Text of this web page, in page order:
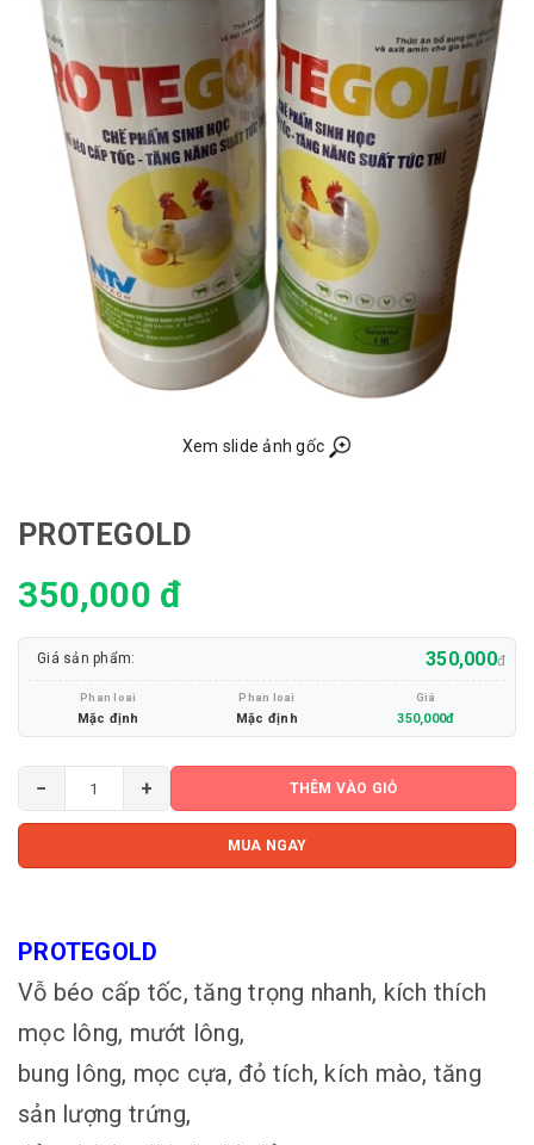
Xem slide ảnh gốc
PROTEGOLD
350,000 đ
Giá sản phẩm: 350,000đ
Phan loai
Mặc định
Phan loai
Mặc định
Giá
350,000đ
− + THÊM VÀO GIỎ
MUA NGAY
PROTEGOLD
Vỗ béo cấp tốc, tăng trọng nhanh, kích thích
mọc lông, mướt lông,
bung lông, mọc cựa, đỏ tích, kích mào, tăng
sản lượng trứng,